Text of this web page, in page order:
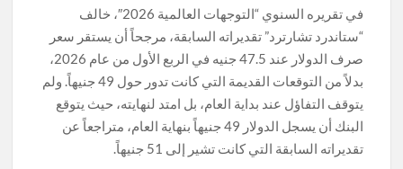
في تقريره السنوي “التوجهات العالمية 2026″، خالف
“ستاندرد تشارترد” تقديراته السابقة، مرجحاً أن يستقر سعر
صرف الدولار عند 47.5 جنيه في الربع الأول من عام 2026،
بدلاً من التوقعات القديمة التي كانت تدور حول 49 جنيهاً. ولم
يتوقف التفاؤل عند بداية العام، بل امتد لنهايته، حيث يتوقع
البنك أن يسجل الدولار 49 جنيهاً بنهاية العام، متراجعاً عن
تقديراته السابقة التي كانت تشير إلى 51 جنيهاً.